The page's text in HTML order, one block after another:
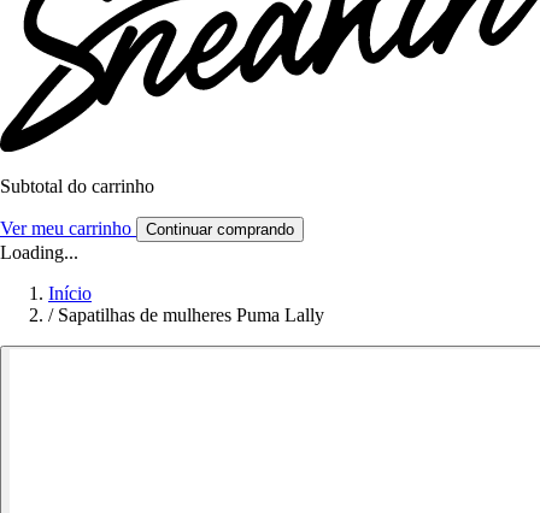
Subtotal do carrinho
Ver meu carrinho Continuar comprando
Loading...
Início
/ Sapatilhas de mulheres Puma Lally